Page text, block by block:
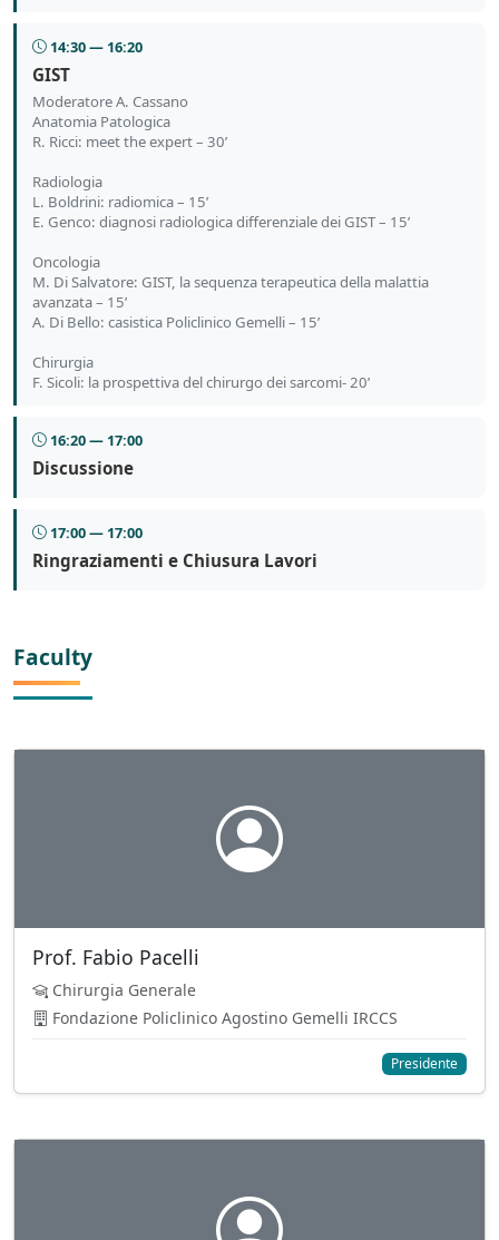
14:30 — 16:20
GIST
Moderatore A. Cassano
Anatomia Patologica
R. Ricci: meet the expert – 30’
Radiologia
L. Boldrini: radiomica – 15’
E. Genco: diagnosi radiologica differenziale dei GIST – 15’
Oncologia
M. Di Salvatore: GIST, la sequenza terapeutica della malattia
avanzata – 15’
A. Di Bello: casistica Policlinico Gemelli – 15’
Chirurgia
F. Sicoli: la prospettiva del chirurgo dei sarcomi- 20’
16:20 — 17:00
Discussione
17:00 — 17:00
Ringraziamenti e Chiusura Lavori
Faculty
Prof. Fabio Pacelli
Chirurgia Generale
Fondazione Policlinico Agostino Gemelli IRCCS
Presidente